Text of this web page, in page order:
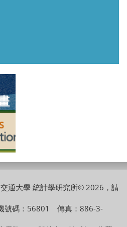
通大學 統計學研究所© 2026，請
號碼：56801 傳真：886-3-